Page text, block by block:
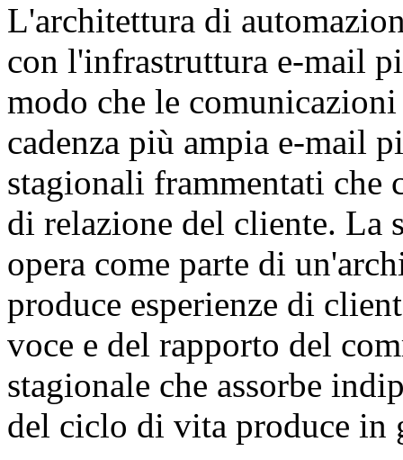
L'architettura di
con l'infrastruttura e-mail
modo che le
cadenza più ampia e-mail
stagionali frammentati
di relazione del cliente. La
opera come parte di
produce esperienze di
voce e del rapporto del
stagionale che assorbe
del ciclo di vita produce in